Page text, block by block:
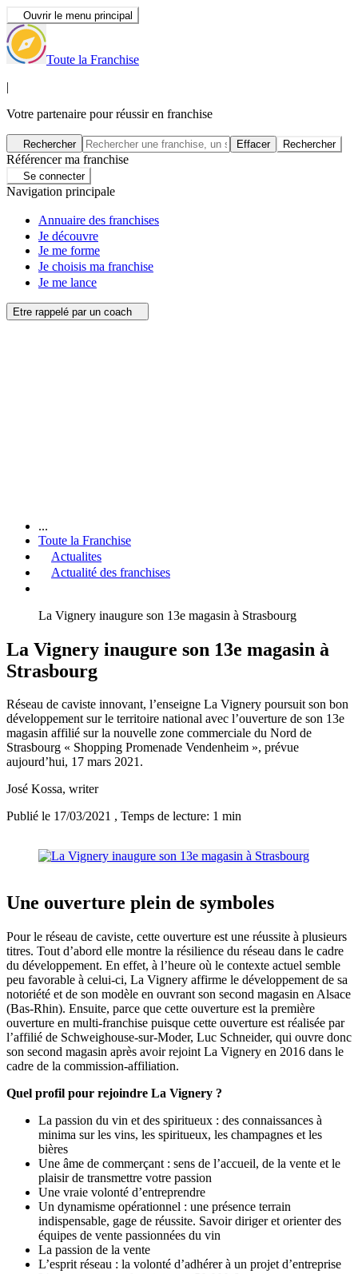
Ouvrir le menu principal
Toute la Franchise
|
Votre partenaire pour réussir en franchise
Rechercher Effacer Rechercher
Référencer ma franchise
Se connecter
Navigation principale
Annuaire des franchises
Je découvre
Je me forme
Je choisis ma franchise
Je me lance
Etre rappelé par un coach
...
Toute la Franchise
Actualites
Actualité des franchises
La Vignery inaugure son 13e magasin à Strasbourg
La Vignery inaugure son 13e magasin à
Strasbourg
Réseau de caviste innovant, l’enseigne La Vignery poursuit son bon
développement sur le territoire national avec l’ouverture de son 13e
magasin affilié sur la nouvelle zone commerciale du Nord de
Strasbourg « Shopping Promenade Vendenheim », prévue
aujourd’hui, 17 mars 2021.
José Kossa, writer
Publié le 17/03/2021 , Temps de lecture: 1 min
Une ouverture plein de symboles
Pour le réseau de caviste, cette ouverture est une réussite à plusieurs
titres. Tout d’abord elle montre la résilience du réseau dans le cadre
du développement. En effet, à l’heure où le contexte actuel semble
peu favorable à celui-ci, La Vignery affirme le développement de sa
notoriété et de son modèle en ouvrant son second magasin en Alsace
(Bas-Rhin). Ensuite, parce que cette ouverture est la première
ouverture en multi-franchise puisque cette ouverture est réalisée par
l’affilié de Schweighouse-sur-Moder, Luc Schneider, qui ouvre donc
son second magasin après avoir rejoint La Vignery en 2016 dans le
cadre de la commission-affiliation.
Quel profil pour rejoindre La Vignery ?
La passion du vin et des spiritueux : des connaissances à
minima sur les vins, les spiritueux, les champagnes et les
bières
Une âme de commerçant : sens de l’accueil, de la vente et le
plaisir de transmettre votre passion
Une vraie volonté d’entreprendre
Un dynamisme opérationnel : une présence terrain
indispensable, gage de réussite. Savoir diriger et orienter des
équipes de vente passionnées du vin
La passion de la vente
L’esprit réseau : la volonté d’adhérer à un projet d’entreprise